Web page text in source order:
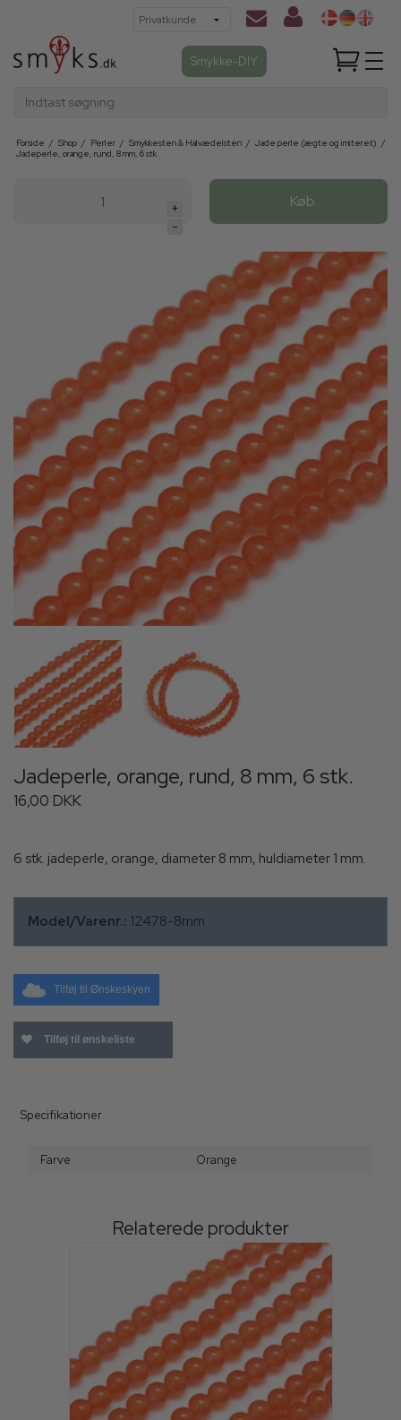
Smykke-DIY
Indtast søgning
Forside / Shop / Perler / Smykkesten & Halvædelsten / Jade perle (ægte og imiteret) /
Jadeperle, orange, rund, 8 mm, 6 stk.
+
-
Køb
Jadeperle, orange, rund, 8 mm, 6 stk.
16,00 DKK
6 stk. jadeperle, orange, diameter 8 mm, huldiameter 1 mm.
Model/Varenr.: 12478-8mm
Tilføj til Ønskeskyen
Tilføj til ønskeliste
Specifikationer
Farve Orange
Relaterede produkter